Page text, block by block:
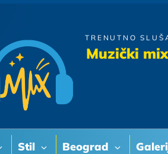
Stil Beograd
TRENUTNO
Muzički mix